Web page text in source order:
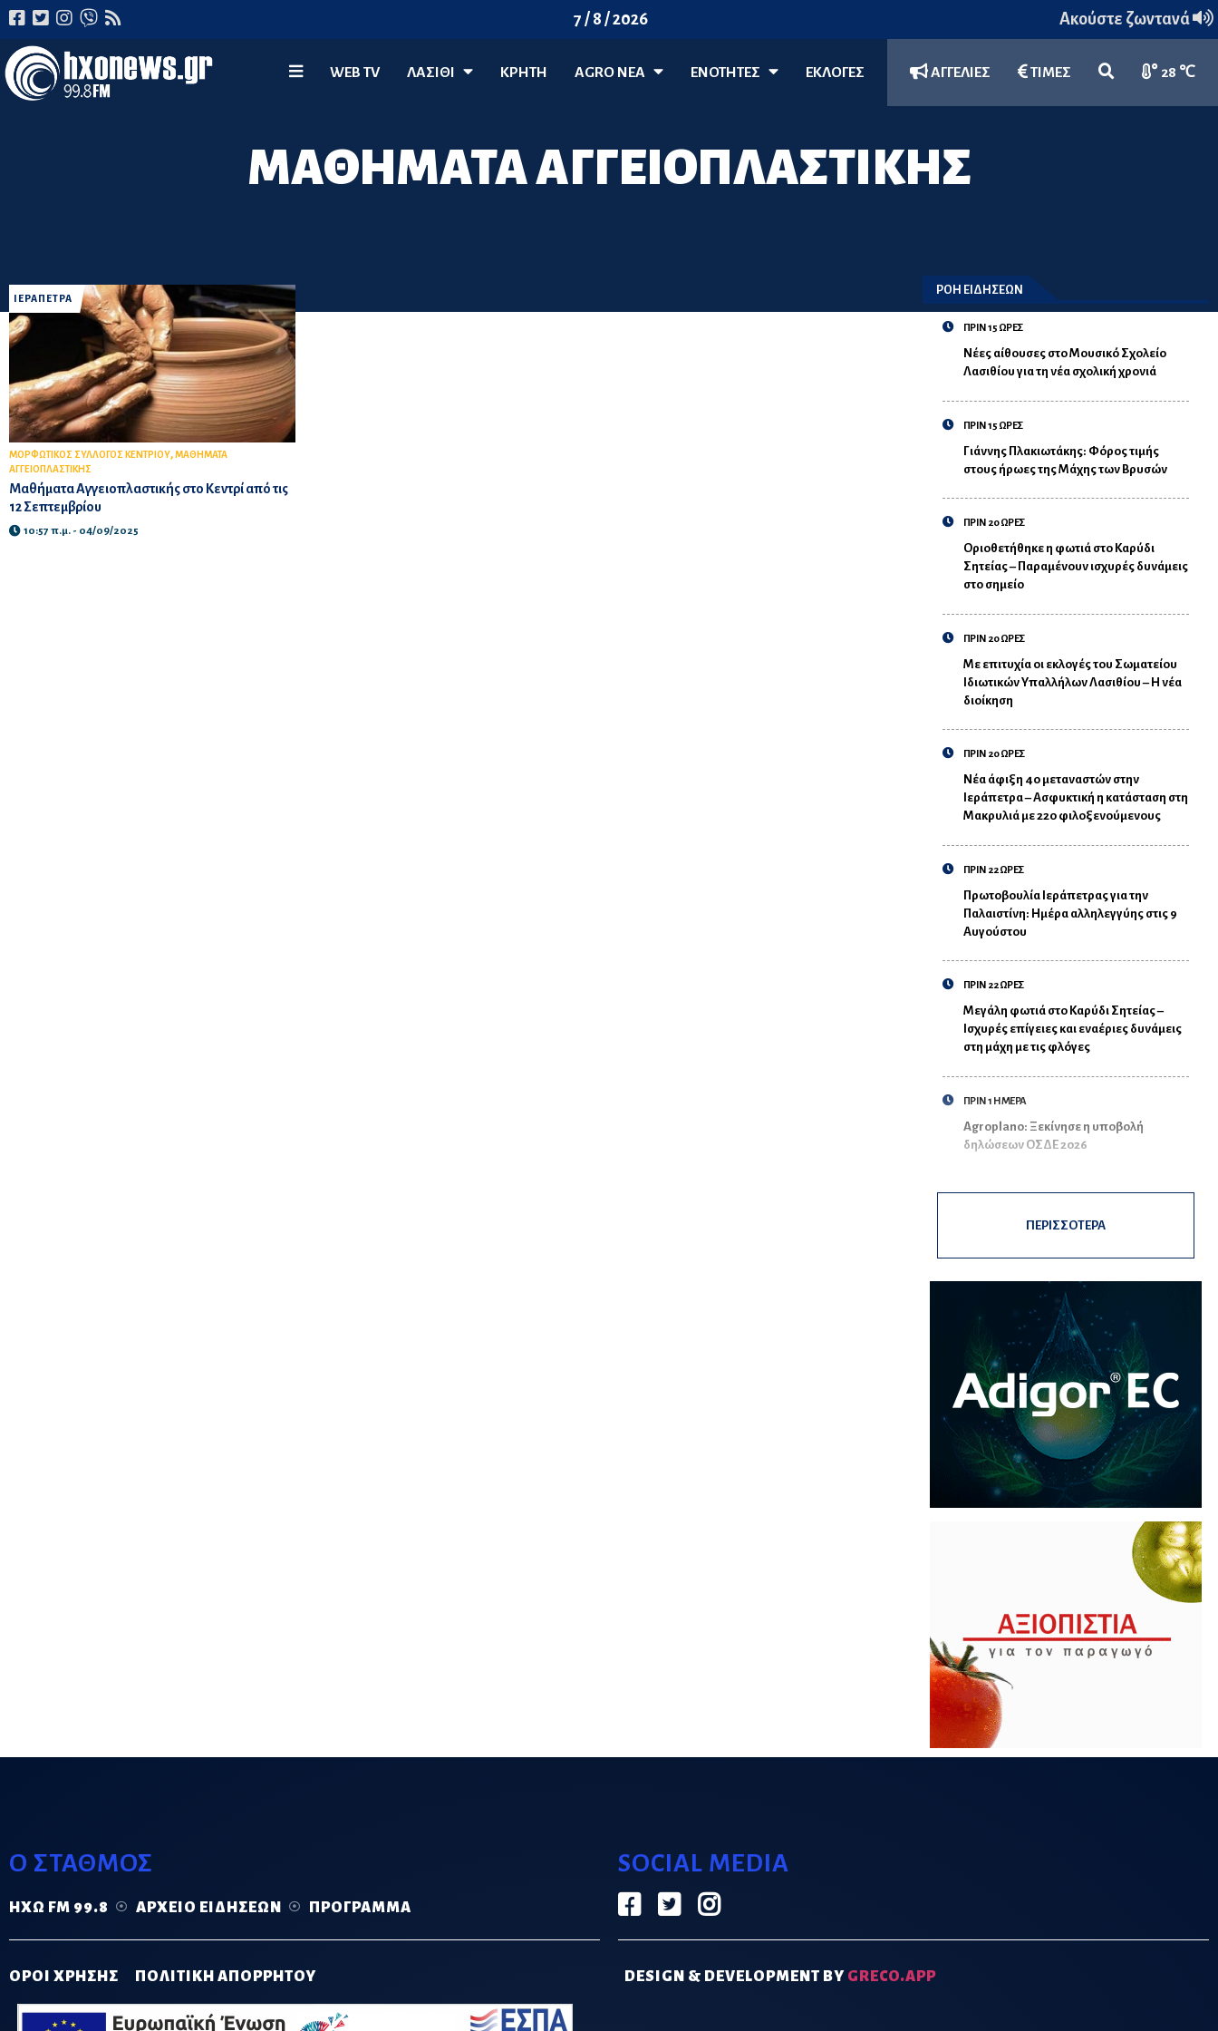
7 / 8 / 2026 Ακούστε ζωντανά
WEB TV ΛΑΣΊΘΙ ΚΡΗΤΗ AGRO ΝΈΑ ΕΝΟΤΗΤΕΣ ΕΚΛΟΓΕΣ ΑΓΓΕΛΙΕΣ ΤΙΜΕΣ 28 ℃
ΜΑΘΗΜΑΤΑ ΑΓΓΕΙΟΠΛΑΣΤΙΚΗΣ
ΙΕΡΑΠΕΤΡΑ
ΜΟΡΦΩΤΙΚΟΣ ΣΥΛΛΟΓΟΣ ΚΕΝΤΡΙΟΥ,ΜΑΘΗΜΑΤΑ
ΑΓΓΕΙΟΠΛΑΣΤΙΚΗΣ
Μαθήματα Αγγειοπλαστικής στο Κεντρί από τις
12 Σεπτεμβρίου
10:57 π.μ. - 04/09/2025
ΡΟΗ ΕΙΔΗΣΕΩΝ
ΠΡΙΝ 15 ΩΡΕΣ
Νέες αίθουσες στο Μουσικό Σχολείο
Λασιθίου για τη νέα σχολική χρονιά
ΠΡΙΝ 15 ΩΡΕΣ
Γιάννης Πλακιωτάκης: Φόρος τιμής
στους ήρωες της Μάχης των Βρυσών
ΠΡΙΝ 20 ΩΡΕΣ
Οριοθετήθηκε η φωτιά στο Καρύδι
Σητείας – Παραμένουν ισχυρές δυνάμεις
στο σημείο
ΠΡΙΝ 20 ΩΡΕΣ
Με επιτυχία οι εκλογές του Σωματείου
Ιδιωτικών Υπαλλήλων Λασιθίου – Η νέα
διοίκηση
ΠΡΙΝ 20 ΩΡΕΣ
Νέα άφιξη 40 μεταναστών στην
Ιεράπετρα – Ασφυκτική η κατάσταση στη
Μακρυλιά με 220 φιλοξενούμενους
ΠΡΙΝ 22 ΩΡΕΣ
Πρωτοβουλία Ιεράπετρας για την
Παλαιστίνη: Ημέρα αλληλεγγύης στις 9
Αυγούστου
ΠΡΙΝ 22 ΩΡΕΣ
Μεγάλη φωτιά στο Καρύδι Σητείας –
Ισχυρές επίγειες και εναέριες δυνάμεις
στη μάχη με τις φλόγες
ΠΡΙΝ 1 ΗΜΕΡΑ
Agroplano: Ξεκίνησε η υποβολή
δηλώσεων ΟΣΔΕ 2026
ΠΕΡΙΣΣΟΤΕΡΑ
Ο ΣΤΑΘΜΟΣ
ΗΧΏ FM 99.8 ΑΡΧΕΊΟ ΕΙΔΉΣΕΩΝ ΠΡΌΓΡΑΜΜΑ
SOCIAL MEDIA
ΟΡΟΙ ΧΡΗΣΗΣ ΠΟΛΙΤΙΚΗ ΑΠΟΡΡΗΤΟΥ DESIGN & DEVELOPMENT BY GRECO.APP